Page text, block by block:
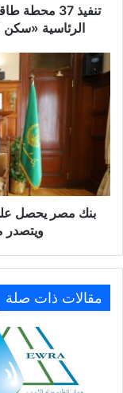
المبادرة
الرئاسية
لكل
المصريين»
بمدينة
حدائق
العاصمة
تنفيذ 37
الرئاسية «سكن
بنك
مصر
يحصل
على
3
شهادات
أيزو
دولية
لقطاعه
القانوني
وإفريقيا
ويتصدر
مقالات ذات صلة